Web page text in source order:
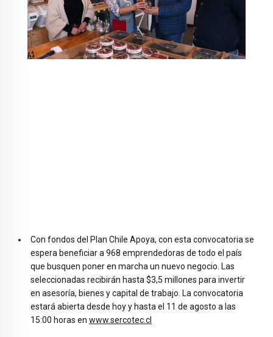
Con fondos del Plan Chile Apoya, con esta convocatoria se
espera beneficiar a 968 emprendedoras de todo el país
que busquen poner en marcha un nuevo negocio. Las
seleccionadas recibirán hasta $3,5 millones para invertir
en asesoría, bienes y capital de trabajo. La convocatoria
estará abierta desde hoy y hasta el 11 de agosto a las
15:00 horas en www.sercotec.cl